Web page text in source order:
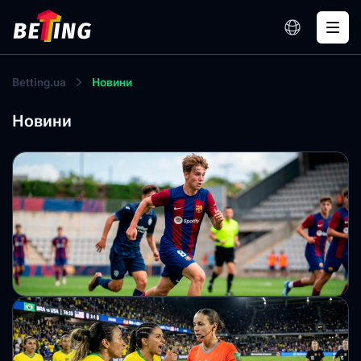
Betting.ua Новини
Новини
16-річний українець Артем Рибак підписав
професійний контракт з «Барселоною»